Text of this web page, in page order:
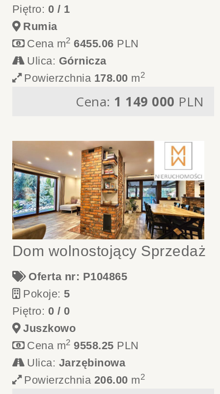
Piętro: 0 / 1
Rumia
Cena m2 6455.06 PLN
Ulica: Górnicza
Powierzchnia 178.00 m2
Cena: 1 149 000 PLN
Dom wolnostojący Sprzedaż
Oferta nr: P104865
Pokoje:5
Piętro: 0 / 0
Juszkowo
Cena m2 9558.25 PLN
Ulica: Jarzębinowa
Powierzchnia 206.00 m2